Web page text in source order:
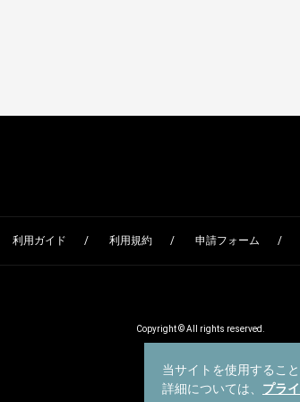
当サイトを使用するこ
詳細については、 プラ
利用ガイド 利用規約 申請フォーム
Copyright © All rights reserved.